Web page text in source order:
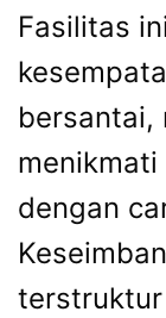
Fasilitas
bersantai,
dengan